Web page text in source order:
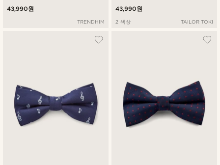
43,990원
TRENDHIM
43,990원
2 색상 TAILOR TOKI